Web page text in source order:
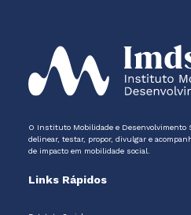
O Instituto Mobilidade e Desenvolvimento
delinear, testar, propor, divulgar e
de impacto em mobilidade social.
Links Rápidos